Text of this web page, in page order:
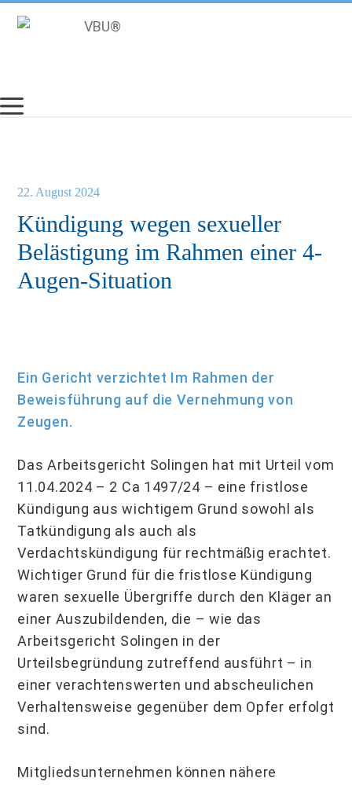
Inhalt
Kündigung wegen sexueller
Belästigung im Rahmen einer 4-
Augen-Situation
22. August 2024
Ein Gericht verzichtet Im Rahmen der
Beweisführung auf die Vernehmung von
Zeugen.
Das Arbeitsgericht Solingen hat mit Urteil vom
11.04.2024 – 2 Ca 1497/24 – eine fristlose
Kündigung aus wichtigem Grund sowohl als
Tatkündigung als auch als
Verdachtskündigung für rechtmäßig erachtet.
Wichtiger Grund für die fristlose Kündigung
waren sexuelle Übergriffe durch den Kläger an
einer Auszubildenden, die – wie das
Arbeitsgericht Solingen in der
Urteilsbegründung zutreffend ausführt – in
einer verachtenswerten und abscheulichen
Verhaltensweise gegenüber dem Opfer erfolgt
sind.
Mitgliedsunternehmen können nähere